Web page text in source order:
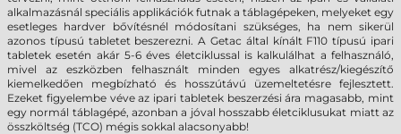
alkalmazásnál speciális applikációk futnak a táblagépeken, melyeket egy
esetleges hardver bővítésnél módosítani szükséges, ha nem sikerül
azonos típusú tabletet beszerezni. A Getac által kínált F110 típusú ipari
tabletek esetén akár 5-6 éves életciklussal is kalkulálhat a felhasználó,
mivel az eszközben felhasznált minden egyes alkatrész/kiegészítő
kiemelkedően megbízható és hosszútávú üzemeltetésre fejlesztett.
Ezeket figyelembe véve az ipari tabletek beszerzési ára magasabb, mint
egy normál táblagépé, azonban a jóval hosszabb életciklusukat miatt az
összköltség (TCO) mégis sokkal alacsonyabb!